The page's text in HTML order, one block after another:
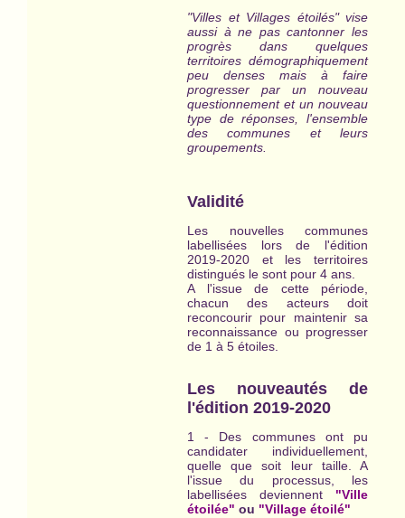
"Villes et Villages étoilés" vise
aussi à ne pas cantonner les
progrès dans quelques
territoires démographiquement
peu denses mais à faire
progresser par un nouveau
questionnement et un nouveau
type de réponses, l'ensemble
des communes et leurs
groupements.
Validité
Les nouvelles communes
labellisées lors de l'édition
2019-2020 et les territoires
distingués le sont pour 4 ans.
A l'issue de cette période,
chacun des acteurs doit
reconcourir pour maintenir sa
reconnaissance ou progresser
de 1 à 5 étoiles.
Les nouveautés de
l'édition 2019-2020
1 - Des communes ont pu
candidater individuellement,
quelle que soit leur taille. A
l'issue du processus, les
labellisées deviennent "Ville
étoilée" ou "Village étoilé"